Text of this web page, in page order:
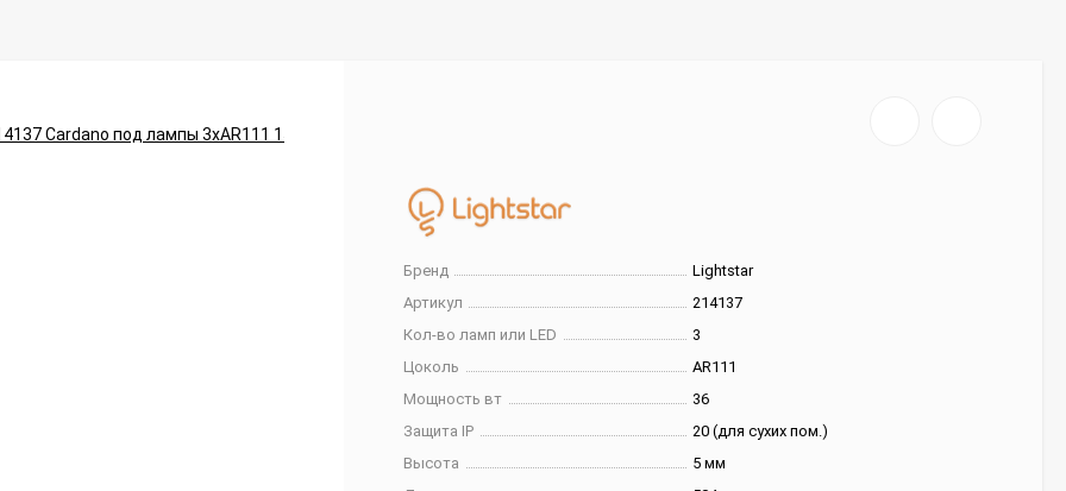
Бренд
Lightstar
Артикул
214137
Кол-во ламп или LED
3
Цоколь
AR111
Мощность вт
36
Защита IP
20 (для сухих пом.)
Высота
5 мм